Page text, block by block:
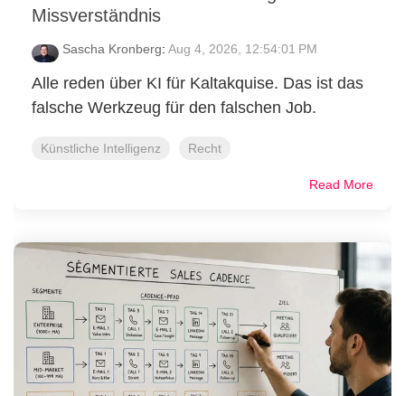
Missverständnis
Sascha Kronberg: Aug 4, 2026, 12:54:01 PM
Alle reden über KI für Kaltakquise. Das ist das
falsche Werkzeug für den falschen Job.
Künstliche Intelligenz Recht
Read More